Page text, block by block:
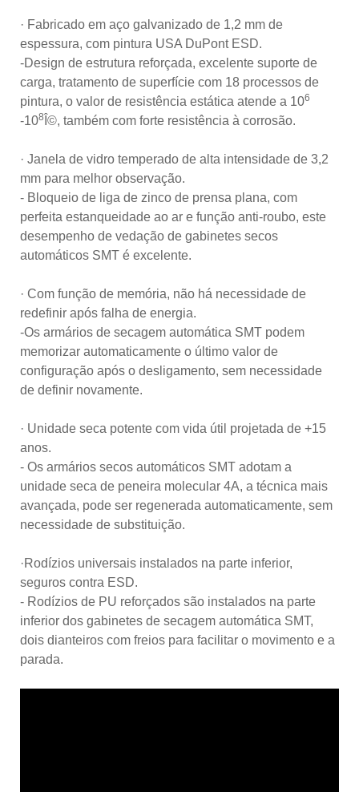
· Fabricado em aço galvanizado de 1,2 mm de
espessura, com pintura USA DuPont ESD.
-Design de estrutura reforçada, excelente suporte de
carga, tratamento de superfície com 18 processos de
pintura, o valor de resistência estática atende a 106
-108 Î©, também com forte resistência à corrosão.
· Janela de vidro temperado de alta intensidade de 3,2
mm para melhor observação.
- Bloqueio de liga de zinco de prensa plana, com
perfeita estanqueidade ao ar e função anti-roubo, este
desempenho de vedação de gabinetes secos
automáticos SMT é excelente.
· Com função de memória, não há necessidade de
redefinir após falha de energia.
-Os armários de secagem automática SMT podem
memorizar automaticamente o último valor de
configuração após o desligamento, sem necessidade
de definir novamente.
· Unidade seca potente com vida útil projetada de +15
anos.
- Os armários secos automáticos SMT adotam a
unidade seca de peneira molecular 4A, a técnica mais
avançada, pode ser regenerada automaticamente, sem
necessidade de substituição.
·Rodízios universais instalados na parte inferior,
seguros contra ESD.
- Rodízios de PU reforçados são instalados na parte
inferior dos gabinetes de secagem automática SMT,
dois dianteiros com freios para facilitar o movimento e a
parada.